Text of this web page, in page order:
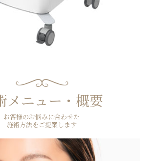
メニュー・概要
お客様のお悩みに合わせた
施術方法をご提案します